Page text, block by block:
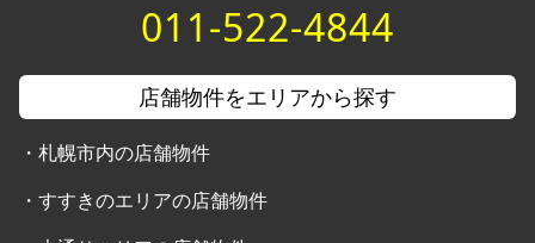
011-522-4844
店舗物件をエリアから探す
・ 札幌市内の店舗物件
・ すすきのエリアの店舗物件